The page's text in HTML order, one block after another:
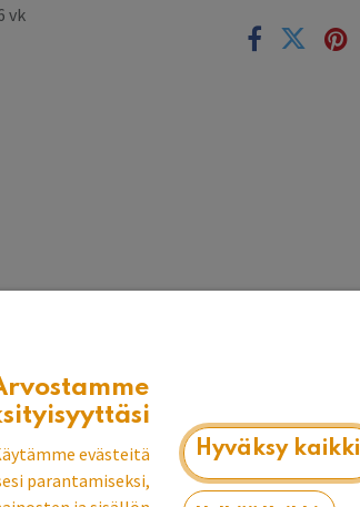
vk
hyllylautaa. materiaali: koivua
evästeitä
parantamiseksi,
Hyväksy kaikki